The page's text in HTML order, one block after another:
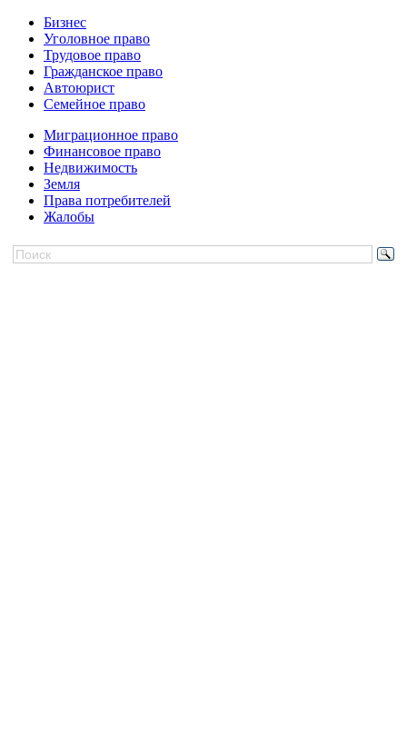
Бизнес
Уголовное право
Трудовое право
Гражданское право
Автоюрист
Семейное право
Миграционное право
Финансовое право
Недвижимость
Земля
Права потребителей
Жалобы